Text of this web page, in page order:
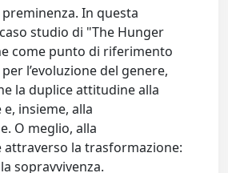
In questa
studio di "The Hunger
come punto di riferimento
l’evoluzione del genere,
la duplice attitudine alla
insieme, alla
O meglio, alla
attraverso la trasformazione:
sopravvivenza.